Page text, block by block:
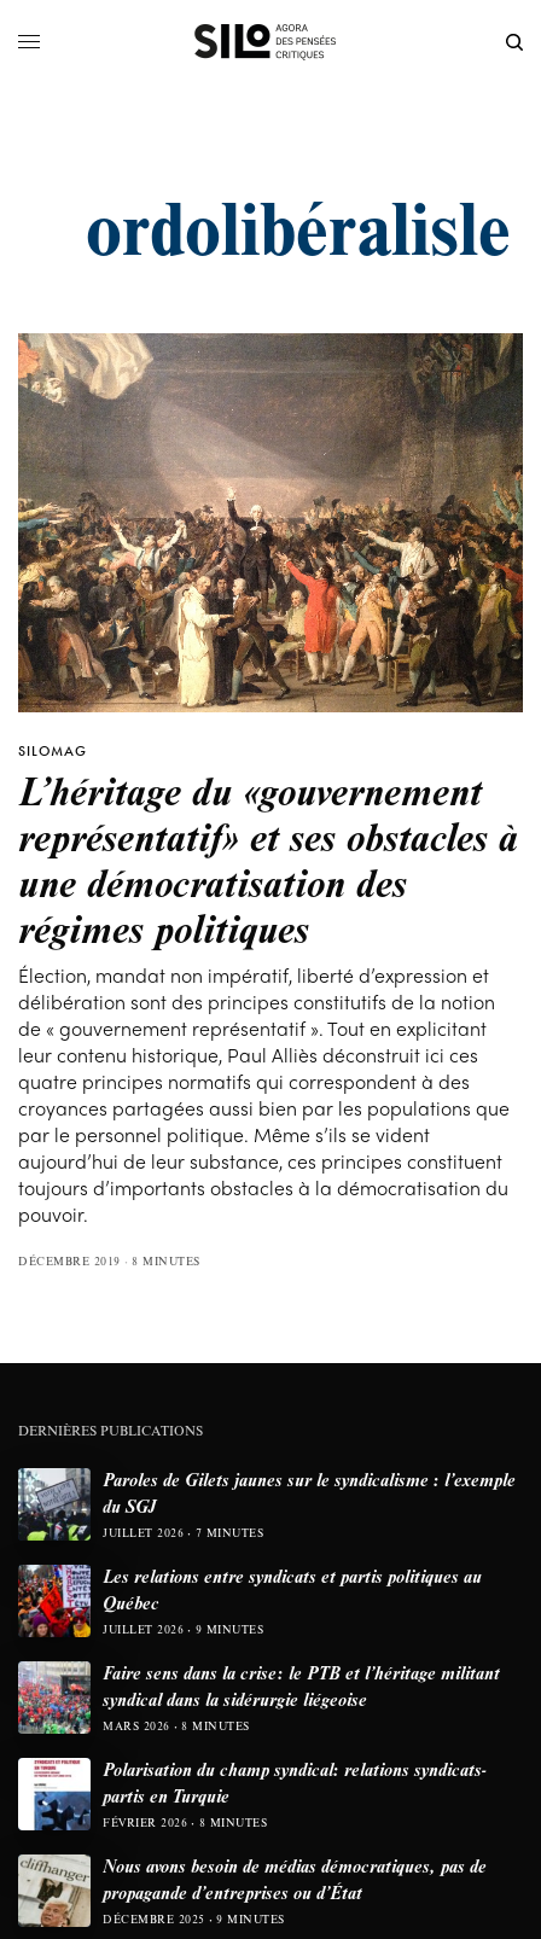
ordolibéralisle
SILOMAG
L’héritage du «gouvernement
représentatif» et ses obstacles à
une démocratisation des
régimes politiques
Élection, mandat non impératif, liberté d’expression et
délibération sont des principes constitutifs de la notion
de « gouvernement représentatif ». Tout en explicitant
leur contenu historique, Paul Alliès déconstruit ici ces
quatre principes normatifs qui correspondent à des
croyances partagées aussi bien par les populations que
par le personnel politique. Même s’ils se vident
aujourd’hui de leur substance, ces principes constituent
toujours d’importants obstacles à la démocratisation du
pouvoir.
DÉCEMBRE 2019 8 MINUTES
DERNIÈRES PUBLICATIONS
Paroles de Gilets jaunes sur le syndicalisme : l’exemple
du SGJ
JUILLET 2026 7 MINUTES
Les relations entre syndicats et partis politiques au
Québec
JUILLET 2026 9 MINUTES
Faire sens dans la crise: le PTB et l’héritage militant
syndical dans la sidérurgie liégeoise
MARS 2026 8 MINUTES
Polarisation du champ syndical: relations syndicats-
partis en Turquie
FÉVRIER 2026 8 MINUTES
Nous avons besoin de médias démocratiques, pas de
propagande d’entreprises ou d’État
DÉCEMBRE 2025 9 MINUTES